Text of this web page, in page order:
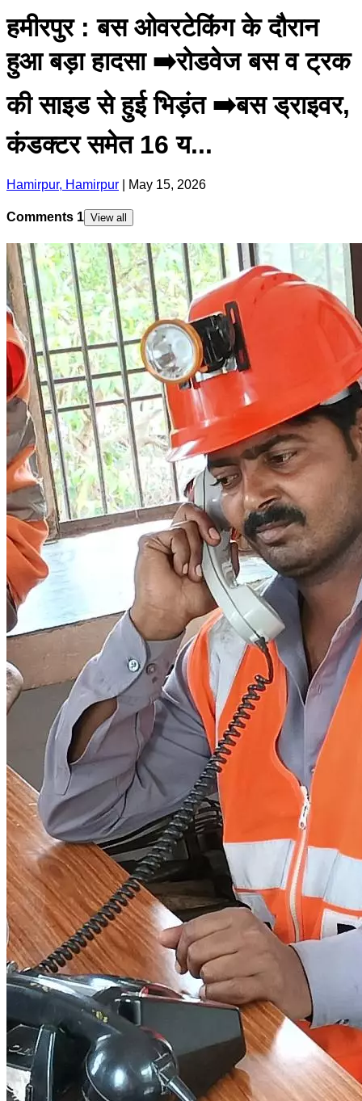
हमीरपुर : बस ओवरटेकिंग के दौरान
हुआ बड़ा हादसा ➡️रोडवेज बस व ट्रक
की साइड से हुई भिड़ंत ➡️बस ड्राइवर,
कंडक्टर समेत 16 य...
Hamirpur, Hamirpur May 15, 2026
Comments 1 View all